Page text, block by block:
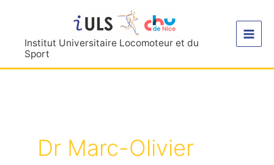
contenuInstitut Universitaire Locomoteur et du
Sport
Dr Marc-Olivier